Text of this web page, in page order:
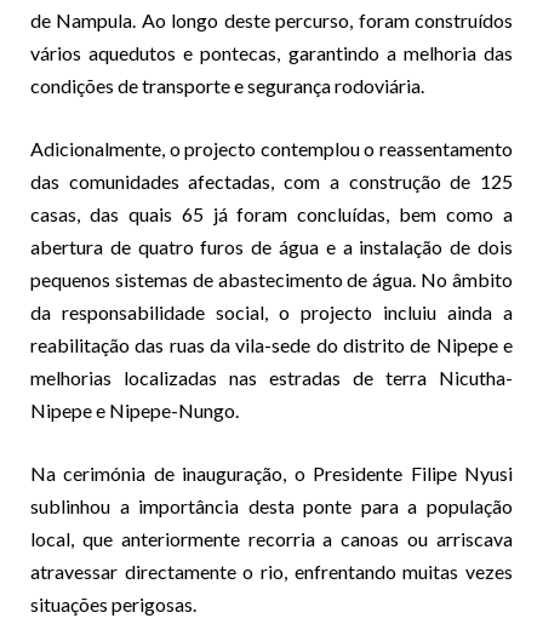
de Nampula. Ao longo deste percurso, foram construídos
vários aquedutos e pontecas, garantindo a melhoria das
condições de transporte e segurança rodoviária.
Adicionalmente, o projecto contemplou o reassentamento
das comunidades afectadas, com a construção de 125
casas, das quais 65 já foram concluídas, bem como a
abertura de quatro furos de água e a instalação de dois
pequenos sistemas de abastecimento de água. No âmbito
da responsabilidade social, o projecto incluiu ainda a
reabilitação das ruas da vila-sede do distrito de Nipepe e
melhorias localizadas nas estradas de terra Nicutha-
Nipepe e Nipepe-Nungo.
Na cerimónia de inauguração, o Presidente Filipe Nyusi
sublinhou a importância desta ponte para a população
local, que anteriormente recorria a canoas ou arriscava
atravessar directamente o rio, enfrentando muitas vezes
situações perigosas.